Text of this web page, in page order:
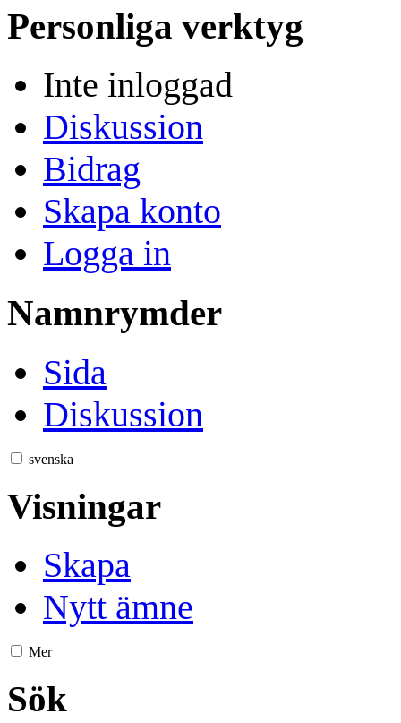
Personliga verktyg
Inte inloggad
Diskussion
Bidrag
Skapa konto
Logga in
Namnrymder
Sida
Diskussion
svenska
Visningar
Skapa
Nytt ämne
Mer
Sök